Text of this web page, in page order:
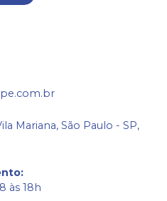
Mariana, São Paulo - SP,
:
às 18h